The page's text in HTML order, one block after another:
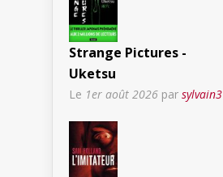
Strange Pictures -
Uketsu
Le 1er août 2026 par sylvain3